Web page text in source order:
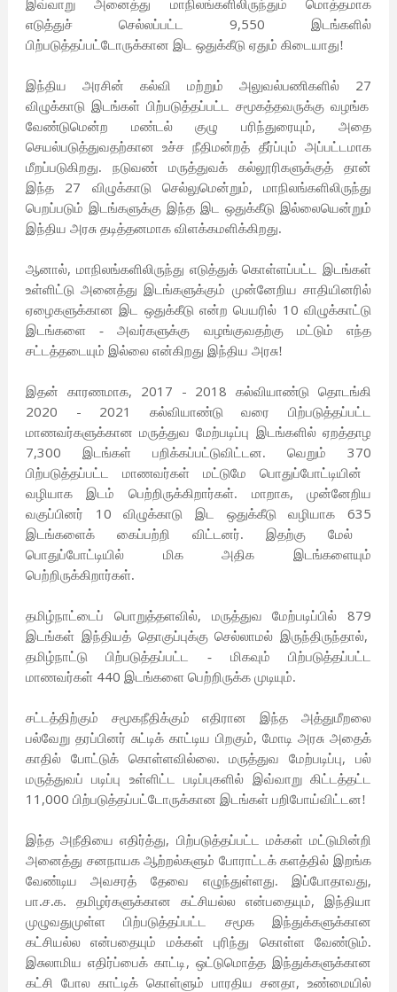
இவ்வாறு அனைத்து மாநிலங்களிலிருந்தும் மொத்தமாக
எடுத்துச் செல்லப்பட்ட9,550 இடங்களில்
பிற்படுத்தப்பட்டோருக்கான இட ஒதுக்கீடு ஏதும் கிடையாது!
இந்திய அரசின் கல்வி மற்றும் அலுவல்பணிகளில் 27
விழுக்காடு இடங்கள் பிற்படுத்தப்பட்ட சமூகத்தவருக்கு வழங்க
வேண்டுமென்ற மண்டல் குழு பரிந்துரையும்,அதை
செயல்படுத்துவதற்கான உச்ச நீதிமன்றத் தீர்ப்பும் அப்பட்டமாக
மீறப்படுகிறது. நடுவண் மருத்துவக் கல்லூரிகளுக்குத்
தான்
இந்த 27 விழுக்காடு செல்லுமென்றும்,மாநிலங்களிலிருந்து
பெறப்படும் இடங்களுக்கு இந்த இட ஒதுக்கீடு இல்லையென்றும்
இந்திய அரசு தடித்தனமாக விளக்கமளிக்கிறது.
ஆனால், மாநிலங்களிலிருந்து எடுத்துக் கொள்ளப்பட்ட இடங்கள்
உள்ளிட்டு அனைத்து இடங்களுக்கும் முன்னேறிய சாதியினரில்
ஏழைகளுக்கான இட ஒதுக்கீடு என்ற பெயரில் 10 விழுக்காட்டு
இடங்களை - அவர்களுக்கு வழங்குவதற்கு மட்டும் எந்த
சட்டத்தடையும் இல்லை என்கிறது இந்திய அரசு!
இதன் காரணமாக, 2017 - 2018 கல்வியாண்டு தொடங்கி
2020 - 2021
கல்வியாண்டு வரை பிற்படுத்தப்பட்ட
மாணவர்களுக்கான மருத்துவ மேற்படிப்பு இடங்களில் ஏறத்தாழ
7,300 இடங்கள் பறிக்கப்பட்டுவிட்டன. வெறும்370
பிற்படுத்தப்பட்ட மாணவர்கள் மட்டுமே பொதுப்போட்டியின்
வழியாக இடம் பெற்றிருக்கிறார்கள். மாறாக,முன்னேறிய
வகுப்பினர் 10 விழுக்காடு இட ஒதுக்கீடு வழியாக635
இடங்களைக் கைப்பற்றி விட்டனர். இதற்கு மேல்
பொதுப்போட்டியில் மிக அதிக இடங்களையும்
பெற்றிருக்கிறார்கள்.
தமிழ்நாட்டைப் பொறுத்தளவில், மருத்துவ மேற்படிப்பில்879
இடங்கள் இந்தியத் தொகுப்புக்கு செல்லாமல் இருந்திருந்தால்,
தமிழ்நாட்டு பிற்படுத்தப்பட்ட - மிகவும் பிற்படுத்தப்பட்ட
மாணவர்கள் 440 இடங்களை பெற்றிருக்க முடியும்.
சட்டத்திற்கும் சமூகநீதிக்கும் எதிரான இந்த அத்துமீறலை
பல்வேறு தரப்பினர் சுட்டிக் காட்டிய பிறகும்,மோடி அரசு அதைக்
காதில் போட்டுக் கொள்ளவில்லை. மருத்துவ மேற்படிப்பு,பல்
மருத்துவப் படிப்பு உள்ளிட்ட படிப்புகளில் இவ்வாறு கிட்டத்தட்ட
11,000 பிற்படுத்தப்பட்டோருக்கான இடங்கள் பறிபோய்விட்டன!
இந்த அநீதியை எதிர்த்து, பிற்படுத்தப்பட்ட மக்கள் மட்டுமின்றி
அனைத்து சனநாயக ஆற்றல்களும் போராட்டக் களத்தில் இறங்க
வேண்டிய அவசரத் தேவை எழுந்துள்ளது. இப்போதாவது,
பா.ச.க. தமிழர்களுக்கான கட்சியல்ல என்பதையும்,இந்தியா
முழுவதுமுள்ள பிற்படுத்தப்பட்ட சமூக இந்துக்களுக்கான
கட்சியல்ல என்பதையும் மக்கள் புரிந்து கொள்ள வேண்டும்.
இசுலாமிய எதிர்ப்பைக் காட்டி, ஒட்டுமொத்த இந்துக்களுக்கான
கட்சி போல காட்டிக் கொள்ளும் பாரதிய சனதா,உண்மையில்